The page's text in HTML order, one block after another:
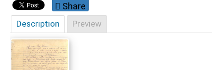
Share
Description Preview